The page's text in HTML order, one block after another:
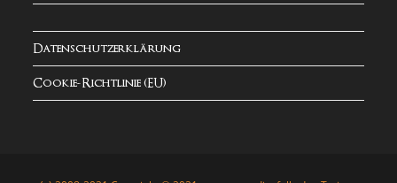
Datenschutzerklärung
Cookie-Richtlinie (EU)